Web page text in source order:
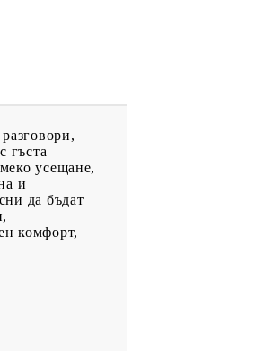
гъста
усещане,
и
да бъдат
комфорт,